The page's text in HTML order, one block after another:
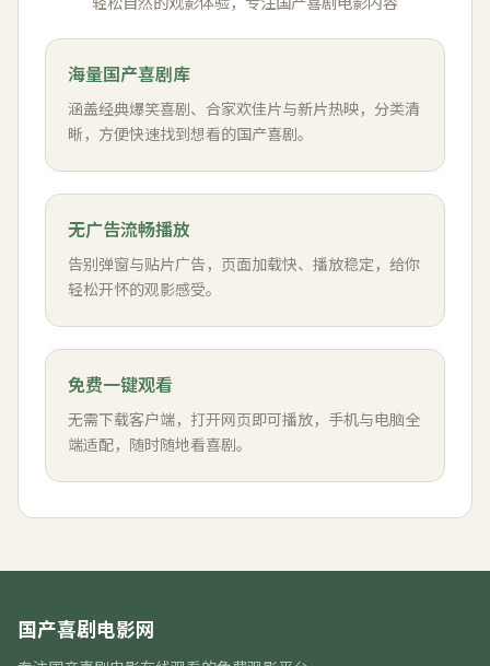
海量国产喜剧库
涵盖经典爆笑喜剧、合家欢佳片与新片热映，分类清
晰，方便快速找到想看的国产喜剧。
无广告流畅播放
告别弹窗与贴片广告，页面加载快、播放稳定，给你
轻松开怀的观影感受。
免费一键观看
无需下载客户端，打开网页即可播放，手机与电脑全
端适配，随时随地看喜剧。
国产喜剧电影网